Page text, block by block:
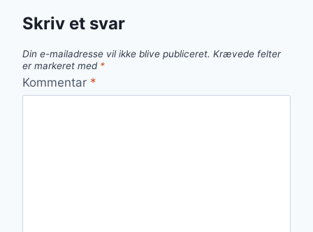
Skriv et svar
Din e-mailadresse vil ikke blive publiceret. Krævede felter
er markeret med *
Kommentar *